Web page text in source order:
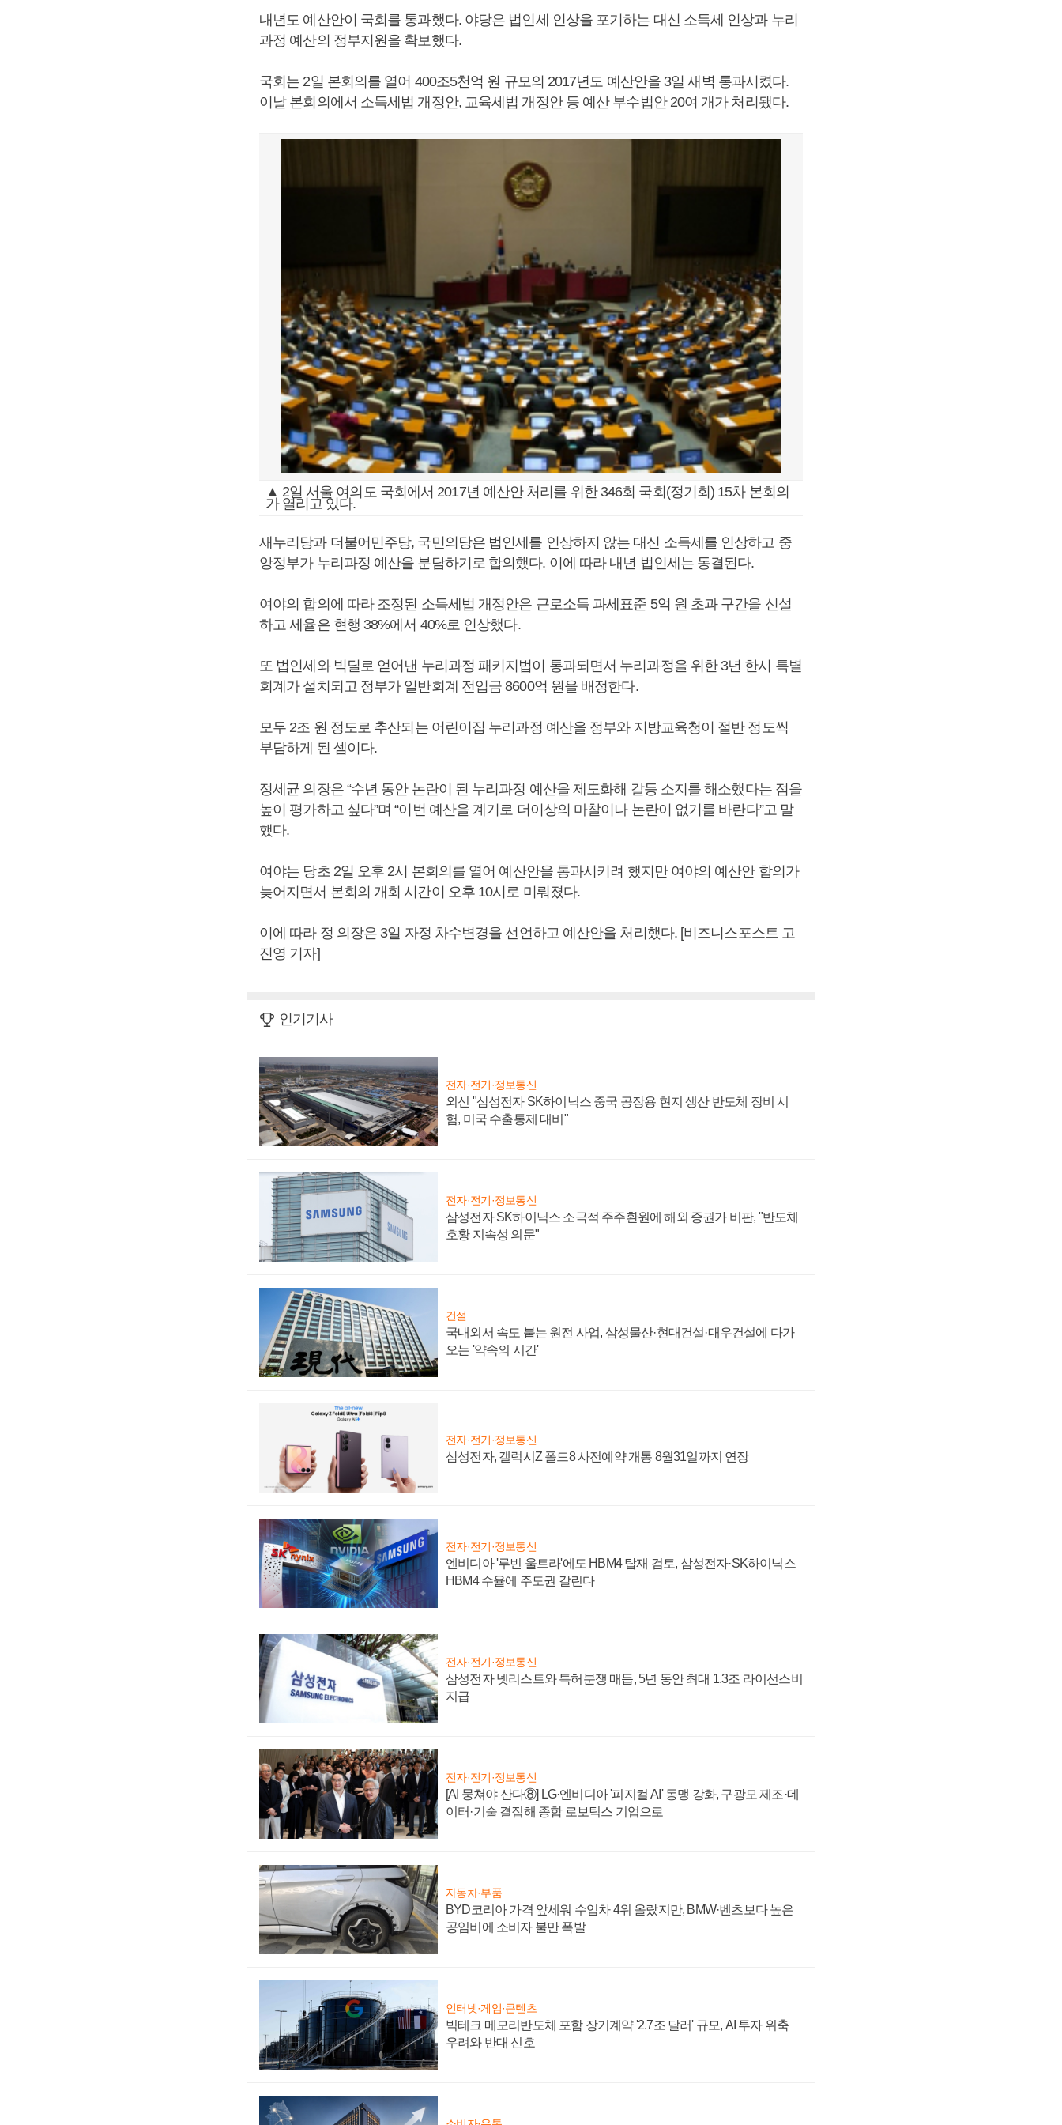
내년도 예산안이 국회를 통과했다. 야당은 법인세 인상을 포기하는 대신 소득세 인상과 누리
과정 예산의 정부지원을 확보했다.
국회는 2일 본회의를 열어 400조5천억 원 규모의 2017년도 예산안을 3일 새벽 통과시켰다.
이날 본회의에서 소득세법 개정안, 교육세법 개정안 등 예산 부수법안 20여 개가 처리됐다.
▲ 2일 서울 여의도 국회에서 2017년 예산안 처리를 위한 346회 국회(정기회) 15차 본회의
가 열리고 있다.
새누리당과 더불어민주당, 국민의당은 법인세를 인상하지 않는 대신 소득세를 인상하고 중
앙정부가 누리과정 예산을 분담하기로 합의했다. 이에 따라 내년 법인세는 동결된다.
여야의 합의에 따라 조정된 소득세법 개정안은 근로소득 과세표준 5억 원 초과 구간을 신설
하고 세율은 현행 38%에서 40%로 인상했다.
또 법인세와 빅딜로 얻어낸 누리과정 패키지법이 통과되면서 누리과정을 위한 3년 한시 특별
회계가 설치되고 정부가 일반회계 전입금 8600억 원을 배정한다.
모두 2조 원 정도로 추산되는 어린이집 누리과정 예산을 정부와 지방교육청이 절반 정도씩
부담하게 된 셈이다.
정세균 의장은 “수년 동안 논란이 된 누리과정 예산을 제도화해 갈등 소지를 해소했다는 점을
높이 평가하고 싶다”며 “이번 예산을 계기로 더이상의 마찰이나 논란이 없기를 바란다”고 말
했다.
여야는 당초 2일 오후 2시 본회의를 열어 예산안을 통과시키려 했지만 여야의 예산안 합의가
늦어지면서 본회의 개회 시간이 오후 10시로 미뤄졌다.
이에 따라 정 의장은 3일 자정 차수변경을 선언하고 예산안을 처리했다. [비즈니스포스트 고
진영 기자]
인기기사
전자·전기·정보통신
외신 "삼성전자 SK하이닉스 중국 공장용 현지 생산 반도체 장비 시
험, 미국 수출통제 대비"
전자·전기·정보통신
삼성전자 SK하이닉스 소극적 주주환원에 해외 증권가 비판, "반도체
호황 지속성 의문"
건설
국내외서 속도 붙는 원전 사업, 삼성물산·현대건설·대우건설에 다가
오는 '약속의 시간'
전자·전기·정보통신
삼성전자, 갤럭시Z 폴드8 사전예약 개통 8월31일까지 연장
전자·전기·정보통신
엔비디아 '루빈 울트라'에도 HBM4 탑재 검토, 삼성전자·SK하이닉스
HBM4 수율에 주도권 갈린다
전자·전기·정보통신
삼성전자 넷리스트와 특허분쟁 매듭, 5년 동안 최대 1.3조 라이선스비
지급
전자·전기·정보통신
[AI 뭉쳐야 산다⑧] LG·엔비디아 '피지컬 AI' 동맹 강화, 구광모 제조·데
이터·기술 결집해 종합 로보틱스 기업으로
자동차·부품
BYD코리아 가격 앞세워 수입차 4위 올랐지만, BMW·벤츠보다 높은
공임비에 소비자 불만 폭발
인터넷·게임·콘텐츠
빅테크 메모리반도체 포함 장기계약 '2.7조 달러' 규모, AI 투자 위축
우려와 반대 신호